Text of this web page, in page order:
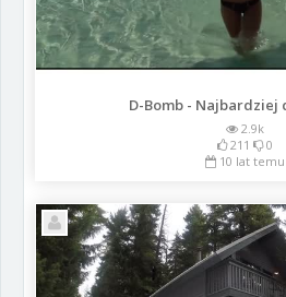
D-Bomb - Najbardziej
2.9k
211
0
10 lat temu